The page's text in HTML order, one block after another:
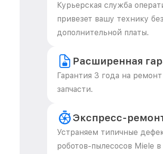
Курьерская служба
привезет вашу технику без
дополнительной платы.
Расширенная
Гарантия 3 года на
запчасти.
Экспресс-
Устраняем типичные
роботов-пылесосов Miele